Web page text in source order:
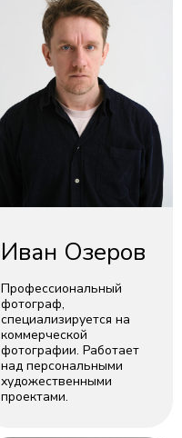
Иван Озеров
Профессиональный
фотограф,
специализируется на
коммерческой
фотографии. Работает
над персональными
художественными
проектами.